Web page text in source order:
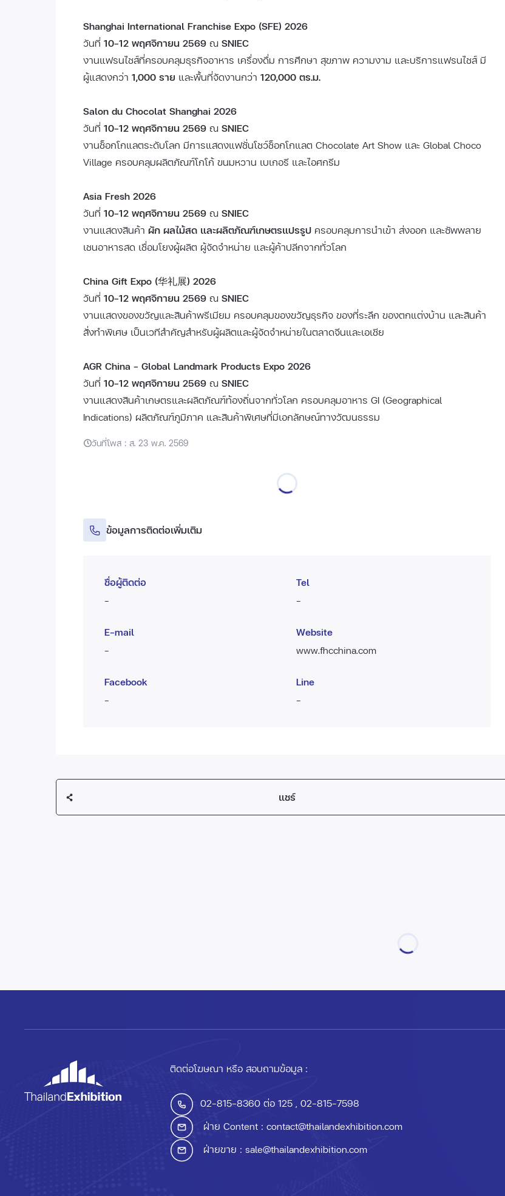
Shanghai International Franchise Expo (SFE) 2026
วันที่ 10–12 พฤศจิกายน 2569 ณ SNIEC
งานแฟรนไชส์ที่ครอบคลุมธุรกิจอาหาร เครื่องดื่ม การศึกษา สุขภาพ ความงาม และบริการแฟรนไชส์ มี
ผู้แสดงกว่า 1,000 ราย และพื้นที่จัดงานกว่า 120,000 ตร.ม.
Salon du Chocolat Shanghai 2026
วันที่ 10–12 พฤศจิกายน 2569 ณ SNIEC
งานช็อกโกแลตระดับโลก มีการแสดงแฟชั่นโชว์ช็อกโกแลต Chocolate Art Show และ Global Choco
Village ครอบคลุมผลิตภัณฑ์โกโก้ ขนมหวาน เบเกอรี และไอศกรีม
Asia Fresh 2026
วันที่ 10–12 พฤศจิกายน 2569 ณ SNIEC
งานแสดงสินค้า ผัก ผลไม้สด และผลิตภัณฑ์เกษตรแปรรูป ครอบคลุมการนำเข้า ส่งออก และซัพพลาย
เชนอาหารสด เชื่อมโยงผู้ผลิต ผู้จัดจำหน่าย และผู้ค้าปลีกจากทั่วโลก
China Gift Expo (华礼展) 2026
วันที่ 10–12 พฤศจิกายน 2569 ณ SNIEC
งานแสดงของขวัญและสินค้าพรีเมียม ครอบคลุมของขวัญธุรกิจ ของที่ระลึก ของตกแต่งบ้าน และสินค้า
สั่งทำพิเศษ เป็นเวทีสำคัญสำหรับผู้ผลิตและผู้จัดจำหน่ายในตลาดจีนและเอเชีย
AGR China – Global Landmark Products Expo 2026
วันที่ 10–12 พฤศจิกายน 2569 ณ SNIEC
งานแสดงสินค้าเกษตรและผลิตภัณฑ์ท้องถิ่นจากทั่วโลก ครอบคลุมอาหาร GI (Geographical
Indications) ผลิตภัณฑ์ภูมิภาค และสินค้าพิเศษที่มีเอกลักษณ์ทางวัฒนธรรม
วันที่โพส : ส. 23 พ.ค. 2569
ข้อมูลการติดต่อเพิ่มเติม
ชื่อผู้ติดต่อ
-
Tel
-
E-mail
-
Website
www.fhcchina.com
Facebook
-
Line
-
แชร์
ติดต่อโฆษณา หรือ สอบถามข้อมูล :
02-815-8360 ต่อ 125 , 02-815-7598
ฝ่าย Content : contact@thailandexhibition.com
ฝ่ายขาย : sale@thailandexhibition.com